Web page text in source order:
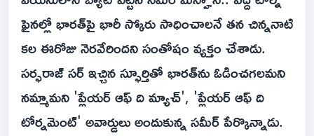
ఫైనల్లో భారత్‌పై భారీ స్కోరు సాధించాలనే తన చిన్ననాటి
కల ఈరోజు నెరవేరిందని సంతోషం వ్యక్తం చేశాడు.
సర్ఫరాజ్ సర్ ఇచ్చిన స్ఫూర్తితో భారత్‌ను ఓడించగలమని
నమ్మామని 'ప్లేయర్ ఆఫ్ ది మ్యాచ్', 'ప్లేయర్ ఆఫ్ ది
టోర్నమెంట్' అవార్డులు అందుకున్న సమీర్ పేర్కొన్నాడు.